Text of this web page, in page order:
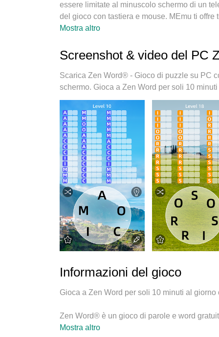
essere limitate al minuscolo schermo di un
del gioco con tastiera e mouse. MEmu ti
puzzle su PC. Gioca quanto vuoi, niente più
base della nostra esperienza, lo squisito
Gioco di puzzle un vero e proprio gioco per
con 2 o più account sullo stesso dispositivo.
emulazione può liberare tutto il potenziale del
Mostra altro
Screenshot & video del PC
Scarica Zen Word® - Gioco di puzzle su PC
schermo. Gioca a Zen Word per soli 10
Informazioni del gioco
Gioca a Zen Word per soli 10 minuti al
Zen Word® è un gioco di parole e word
mente. Tutte le parole in Zen Word non sono
Mostra altro